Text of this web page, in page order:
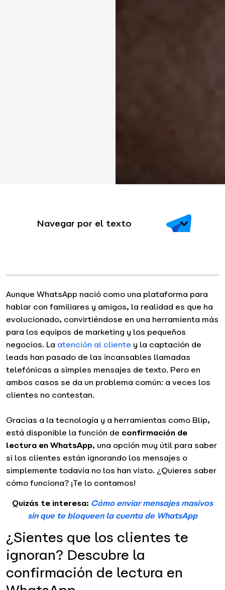
Navegar por el texto
Aunque WhatsApp nació como una plataforma para
hablar con familiares y amigos, la realidad es que ha
evolucionado, convirtiéndose en una herramienta más
para los equipos de marketing y los pequeños
negocios. La atención al cliente y la captación de
leads han pasado de las incansables llamadas
telefónicas a simples mensajes de texto. Pero en
ambos casos se da un problema común: a veces los
clientes no contestan.
Gracias a la tecnología y a herramientas como Blip,
está disponible la función de confirmación de
lectura en WhatsApp, una opción muy útil para saber
si los clientes están ignorando los mensajes o
simplemente todavía no los han visto. ¿Quieres saber
cómo funciona? ¡Te lo contamos!
Quizás te interesa: Cómo enviar mensajes masivos
sin que te bloqueen la cuenta de WhatsApp
¿Sientes que los clientes te
ignoran? Descubre la
confirmación de lectura en